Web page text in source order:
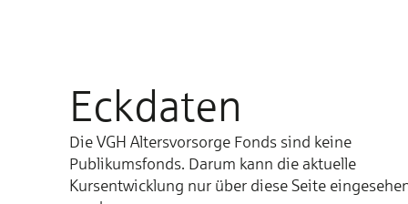
Eckdaten
Die VGH Altersvorsorge Fonds sind keine
Publikumsfonds. Darum kann die aktuelle
Kursentwicklung nur über diese Seite